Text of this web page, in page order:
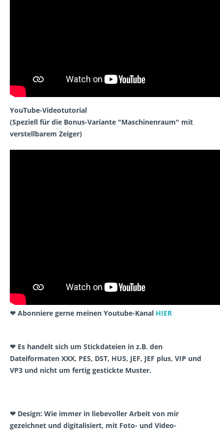
YouTube-Videotutorial
(Speziell für die Bonus-Variante "Maschinenraum" mit
verstellbarem Zeiger)
❤ Abonniere gerne meinen Youtube-Kanal HIER
❤ Es handelt sich um Stickdateien in z.B. den
Dateiformaten XXX, PES, DST, HUS, JEF, JEF plus, VIP und
VP3 und nicht um fertig gestickte Muster.
❤ Design: Wie immer in liebevoller Arbeit von mir
gezeichnet und digitalisiert, mit Foto- und Video-